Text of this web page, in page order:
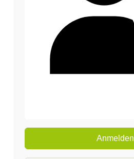
Anmelden